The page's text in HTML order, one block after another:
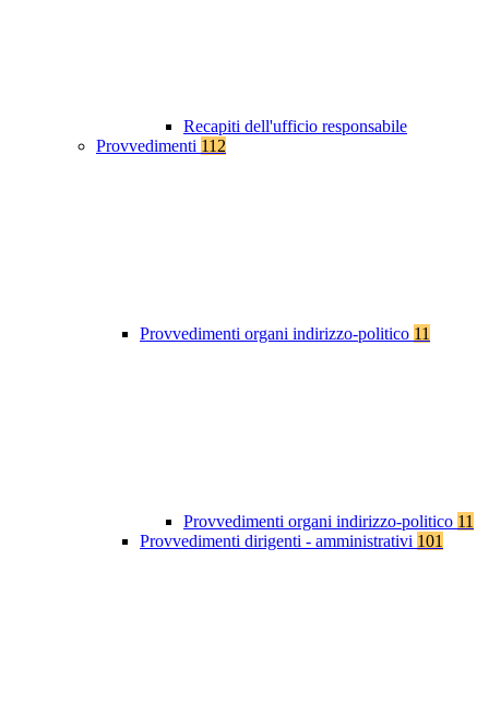
Recapiti dell'ufficio responsabile
Provvedimenti 112
Provvedimenti organi indirizzo-politico 11
Provvedimenti organi indirizzo-politico 11
Provvedimenti dirigenti - amministrativi 101